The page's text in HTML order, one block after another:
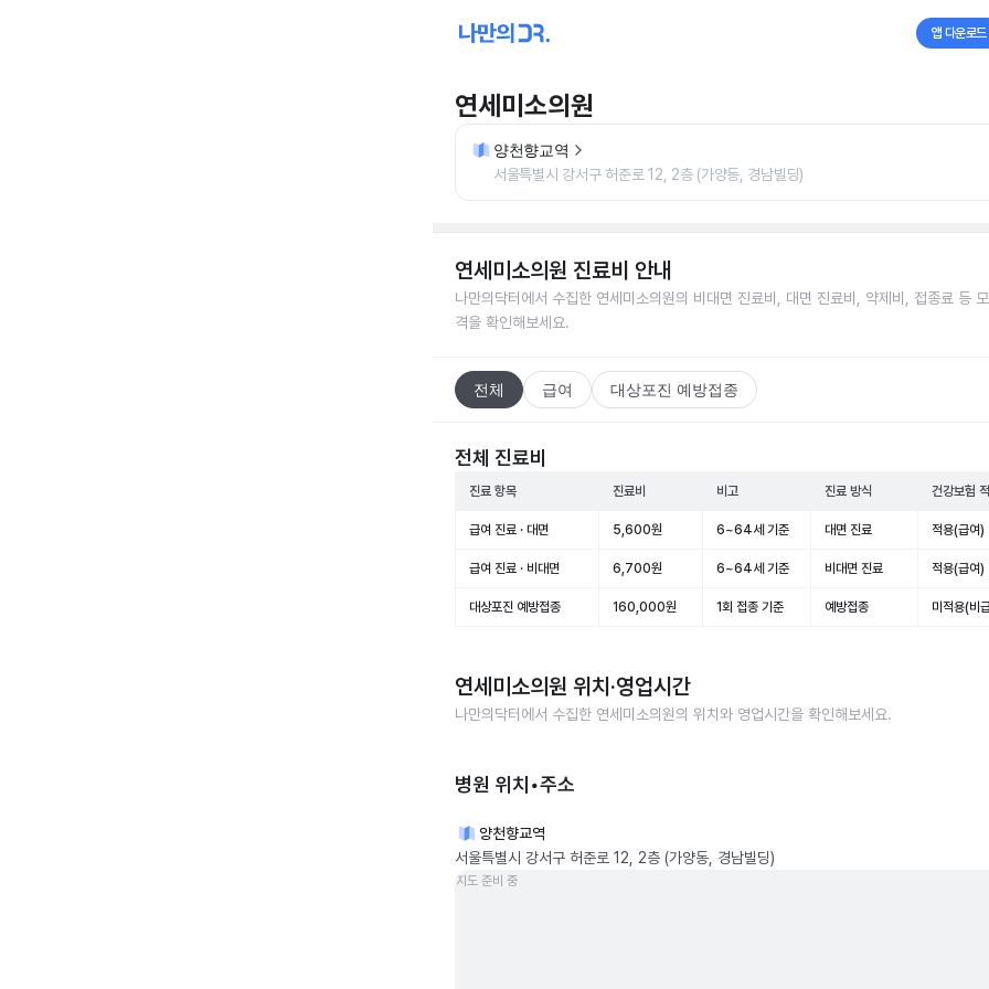
앱 다운로드
연세미소의원
양천향교역
서울특별시 강서구 허준로 12, 2층 (가양동, 경남빌딩)
연세미소의원 진료비 안내
나만의닥터에서 수집한 연세미소의원의 비대면 진료비, 대면 진료비, 약제비, 접종료 등
격을 확인해보세요.
전체 급여 대상포진 예방접종
전체 진료비
진료 항목 진료비 비고 진료 방식 건강보험
급여 진료 · 대면 5,600원 6~64세 기준 대면 진료 적용(급여)
급여 진료 · 비대면 6,700원 6~64세 기준 비대면 진료 적용(급여)
대상포진 예방접종 160,000원 1회 접종 기준 예방접종 미적용(비
연세미소의원 위치·영업시간
나만의닥터에서 수집한 연세미소의원의 위치와 영업시간을 확인해보세요.
병원 위치•주소
양천향교역
서울특별시 강서구 허준로 12, 2층 (가양동, 경남빌딩)
지도 준비 중